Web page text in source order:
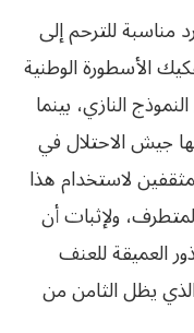
مناسبة للترحم إلى
الأسطورة الوطنية
النازي، بينما
جيش الاحتلال في
لاستخدام هذا
ولإثبات أن
العميقة للعنف
يظل الثامن من